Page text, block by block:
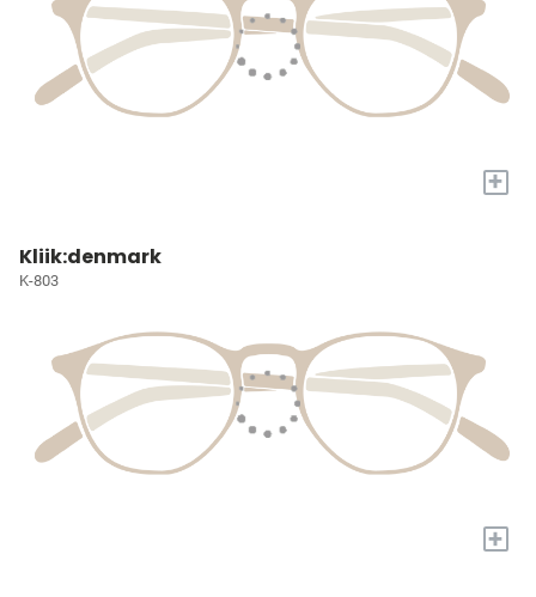
+
Kliik:denmark
K-803
+